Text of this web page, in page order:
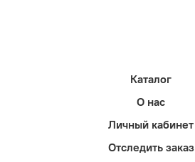
Каталог
О нас
Личный кабинет
Отследить заказ